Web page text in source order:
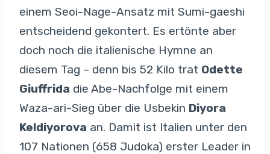
einem Seoi-Nage-Ansatz mit Sumi-gaeshi
entscheidend gekontert. Es ertönte aber
doch noch die italienische Hymne an
diesem Tag – denn bis 52 Kilo trat Odette
Giuffrida die Abe-Nachfolge mit einem
Waza-ari-Sieg über die Usbekin Diyora
Keldiyorova an. Damit ist Italien unter den
107 Nationen (658 Judoka) erster Leader in